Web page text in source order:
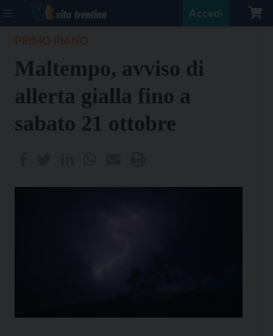
Accedi
Maltempo, avviso di
allerta gialla fino a
sabato 21 ottobre